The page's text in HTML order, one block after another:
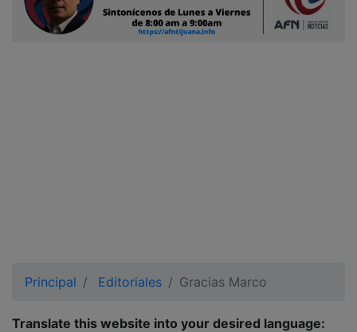
Principal Editoriales Gracias Marco
Translate this website into your desired language:
Reportero
Ciudadano